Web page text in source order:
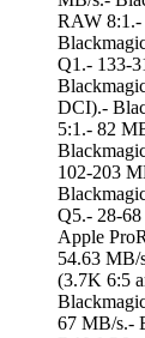
RAW 8:1.-
Q1.- 133-
DCI).-
5:1.- 82
102-203
Q5.- 28-
Apple
54.63 MB/
(3.7K 6:5
67 MB/s.-